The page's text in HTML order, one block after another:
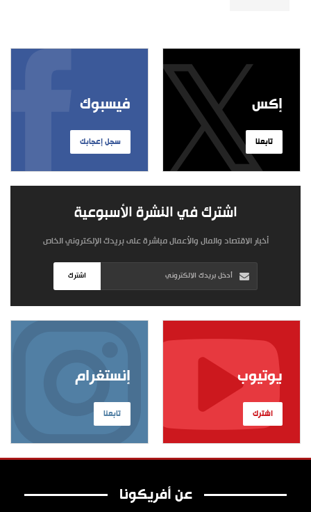
فيسبوك
سجل إعجابك
إكس
تابعنا
اشترك في النشرة الأسبوعية
أخبار الاقتصاد والمال والأعمال مباشرة على بريدك الإلكتروني الخاص
اشترك
إنستغرام
تابعنا
يوتيوب
اشترك
عن أفريكونا